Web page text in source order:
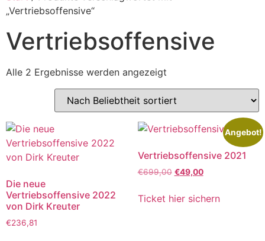
„Vertriebsoffensive“
Vertriebsoffensive
Alle 2 Ergebnisse werden angezeigt
Die neue
Vertriebsoffensive 2022
von Dirk Kreuter
€236,81
Angebot!
Vertriebsoffensive 2021
€699,00 €49,00
Ticket hier sichern